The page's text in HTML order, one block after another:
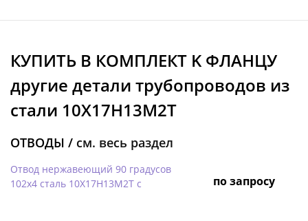
КУПИТЬ В КОМПЛЕКТ K ФЛАНЦУ
другие детали трубопроводов из
стали 10Х17Н13М2Т
ОТВОДЫ / см. весь раздел
Отвод нержавеющий 90 градусов
102х4 сталь 10Х17Н13М2Т с
по запросу